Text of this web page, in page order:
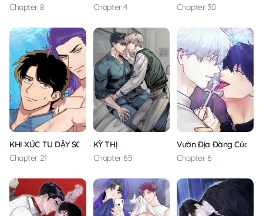
Chapter 8
Chapter 4
Chapter 30
KHI XÚC TU DẬY SÓNG
Chapter 21
KỲ THỊ
Chapter 65
Vườn Địa Đàng Của Kỵ
Chapter 6